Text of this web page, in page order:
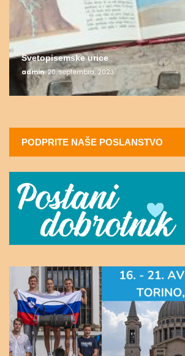
Svetopisemske urice
admin 20. septembra, 2023
PODPRITE NAŠE POSLANSTVO